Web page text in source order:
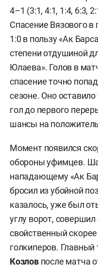
4–1 (3:1, 4:1, 1:4, 6:3,
Спасение Вязового в
1:0 в пользу «Ак
степени отдушиной
Юлаева». Голов в
спасение точно
сезоне. Оно
гол до первого
шансы на
Момент появился
обороны уфимцев.
нападающему «Ак
бросил из убойной
казалось, уже был
углу ворот,
свойственный
голкиперов.
Козлов после матча